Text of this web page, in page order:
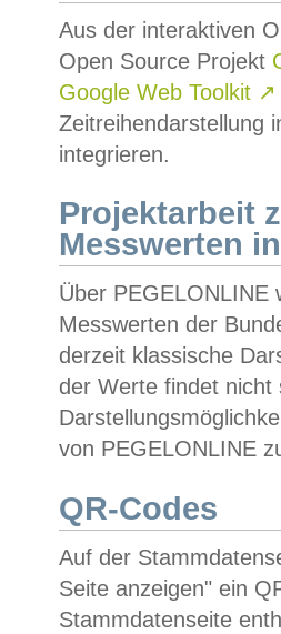
Aus der interaktiven
Open Source Projekt
Google Web Toolkit ↗
Zeitreihendarstellung
integrieren.
Projektarbeit
Messwerten
Über PEGELONLINE
Messwerten der
derzeit klassische
der Werte findet
von PEGELONLINE
QR-Codes
Auf der
Seite anzeigen" ein
Stammdatenseite